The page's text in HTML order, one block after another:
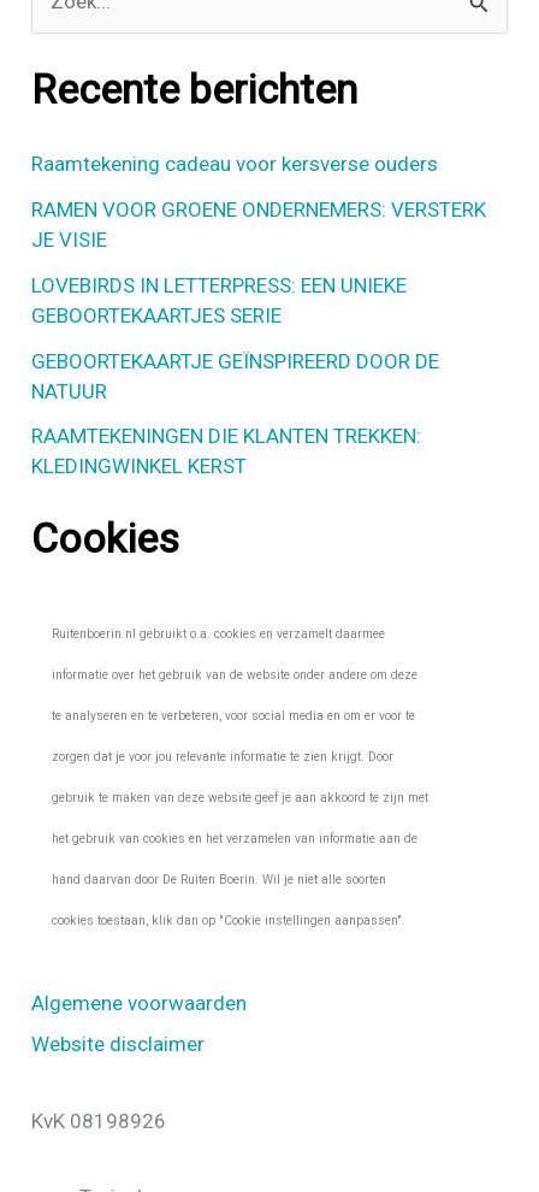
o
e
k
n
a
r
:
Recente berichten
Raamtekening cadeau voor kersverse ouders
RAMEN VOOR GROENE ONDERNEMERS: VERSTERK
JE VISIE
LOVEBIRDS IN LETTERPRESS: EEN UNIEKE
GEBOORTEKAARTJES SERIE
GEBOORTEKAARTJE GEÏNSPIREERD DOOR DE
NATUUR
RAAMTEKENINGEN DIE KLANTEN TREKKEN:
KLEDINGWINKEL KERST
Cookies
Ruitenboerin.nl gebruikt o.a. cookies en verzamelt daarmee
informatie over het gebruik van de website onder andere om deze
te analyseren en te verbeteren, voor social media en om er voor te
zorgen dat je voor jou relevante informatie te zien krijgt. Door
gebruik te maken van deze website geef je aan akkoord te zijn met
het gebruik van cookies en het verzamelen van informatie aan de
hand daarvan door De Ruiten Boerin. Wil je niet alle soorten
cookies toestaan, klik dan op "Cookie instellingen aanpassen".
Algemene voorwaarden
Website disclaimer
KvK 08198926